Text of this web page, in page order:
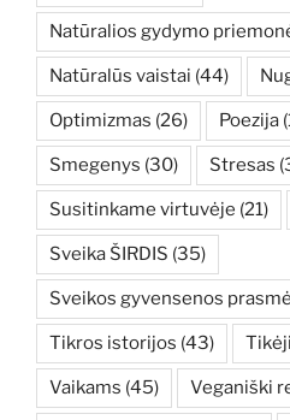
Natūralios gydymo
Natūralūs vaistai (44)
Optimizmas (26) Poezija
Smegenys (30) Stresas
Susitinkame virtuvėje (21)
Sveika ŠIRDIS (35)
Sveikos gyvensenos prasmė
Tikros istorijos (43)
Vaikams (45) Veganiški